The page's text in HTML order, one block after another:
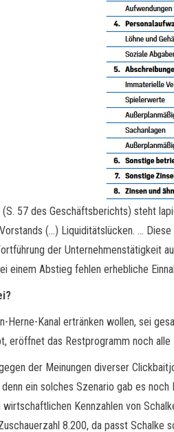
57 des Geschäftsberichts) steht
(…) Liquiditätslücken. …
der Unternehmenstätigkeit
einem Abstieg fehlen erhebliche
Herne-Kanal ertränken wollen, sei
eröffnet das Restprogramm noch
der Meinungen diverser
ein solches Szenario gab es
wirtschaftlichen Kennzahlen von
8.200, da passt Schalke